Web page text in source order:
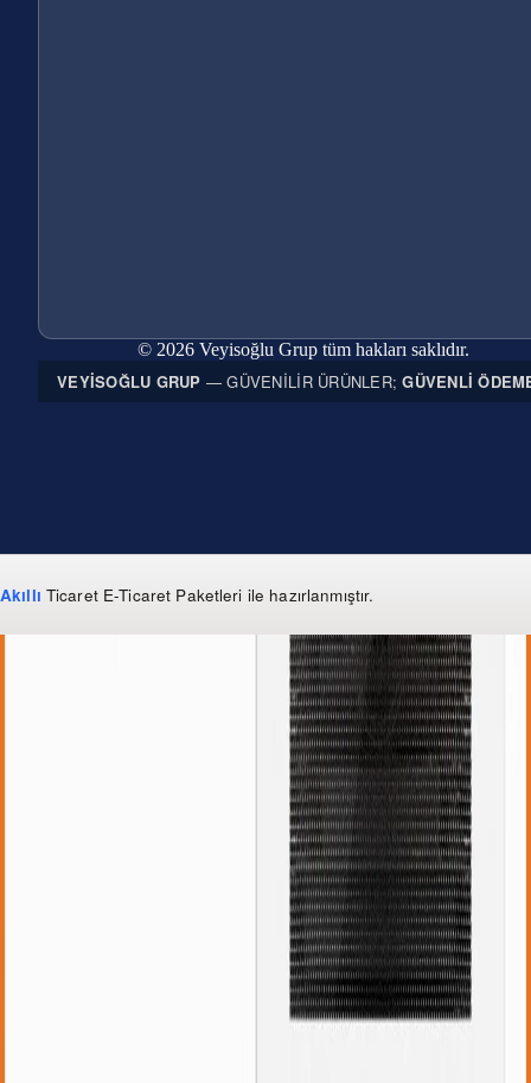
© 2026 Veyisoğlu Grup tüm hakları saklıdır.
VEYISOĞLU GRUP — GÜVENILIR ÜRÜNLER;GÜVENLI
Akıllı Ticaret E-Ticaret Paketleri ile hazırlanmıştır.